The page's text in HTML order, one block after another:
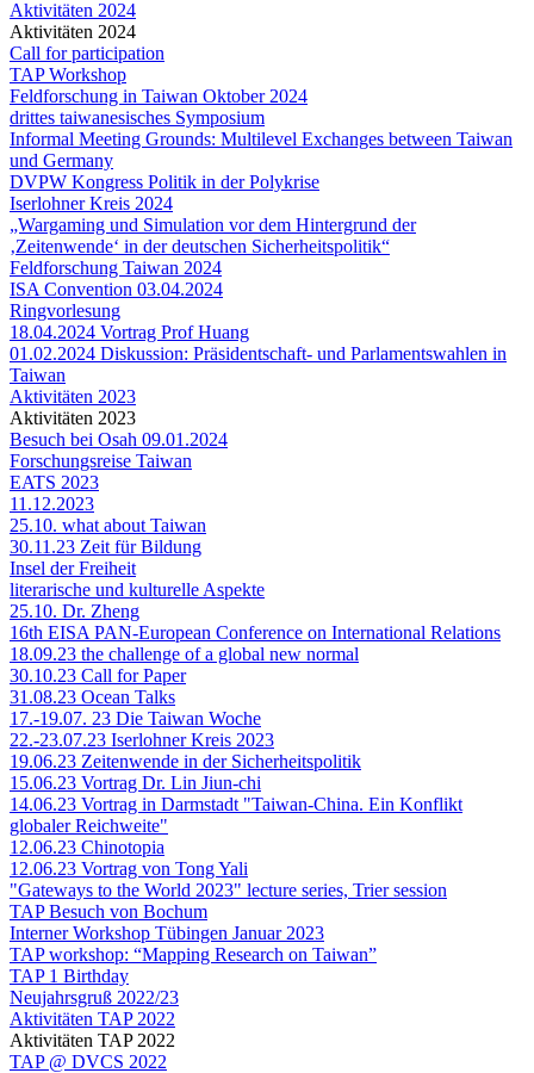
Aktivitäten 2024
Aktivitäten 2024
Call for participation
TAP Workshop
Feldforschung in Taiwan Oktober 2024
drittes taiwanesisches Symposium
Informal Meeting Grounds: Multilevel Exchanges between Taiwan
und Germany
DVPW Kongress Politik in der Polykrise
Iserlohner Kreis 2024
„Wargaming und Simulation vor dem Hintergrund der
‚Zeitenwende‘ in der deutschen Sicherheitspolitik“
Feldforschung Taiwan 2024
ISA Convention 03.04.2024
Ringvorlesung
18.04.2024 Vortrag Prof Huang
01.02.2024 Diskussion: Präsidentschaft- und Parlamentswahlen in
Taiwan
Aktivitäten 2023
Aktivitäten 2023
Besuch bei Osah 09.01.2024
Forschungsreise Taiwan
EATS 2023
11.12.2023
25.10. what about Taiwan
30.11.23 Zeit für Bildung
Insel der Freiheit
literarische und kulturelle Aspekte
25.10. Dr. Zheng
16th EISA PAN-European Conference on International Relations
18.09.23 the challenge of a global new normal
30.10.23 Call for Paper
31.08.23 Ocean Talks
17.-19.07. 23 Die Taiwan Woche
22.-23.07.23 Iserlohner Kreis 2023
19.06.23 Zeitenwende in der Sicherheitspolitik
15.06.23 Vortrag Dr. Lin Jiun-chi
14.06.23 Vortrag in Darmstadt "Taiwan-China. Ein Konflikt
globaler Reichweite"
12.06.23 Chinotopia
12.06.23 Vortrag von Tong Yali
"Gateways to the World 2023" lecture series, Trier session
TAP Besuch von Bochum
Interner Workshop Tübingen Januar 2023
TAP workshop: “Mapping Research on Taiwan”
TAP 1 Birthday
Neujahrsgruß 2022/23
Aktivitäten TAP 2022
Aktivitäten TAP 2022
TAP @ DVCS 2022